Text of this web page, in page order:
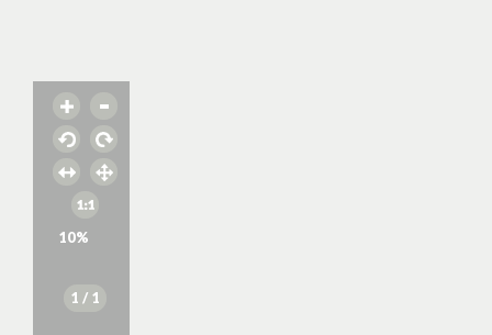
10%
1 / 1